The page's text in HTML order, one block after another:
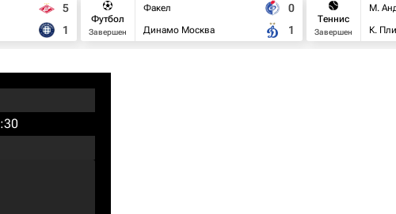
5
1
Футбол
Завершен
Факел
Динамо Москва
0
1
Теннис
Завершен
М.
К.